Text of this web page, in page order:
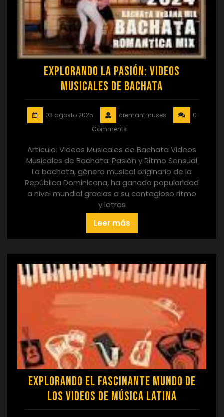
Explorando la Pasión: Videos
Musicales de Bachata
03 agosto 2025 cremantmuses
0
Comments
Artículo: Videos Musicales de Bachata Videos
Musicales de Bachata: Pasión y Ritmo Sensual
La bachata, género musical originario de la
República Dominicana, ha ganado popularidad
a nivel mundial gracias a su contagioso ritmo
y letras
Leer más
Explorando el Fascinante Mundo de
los Videos de Música Latina